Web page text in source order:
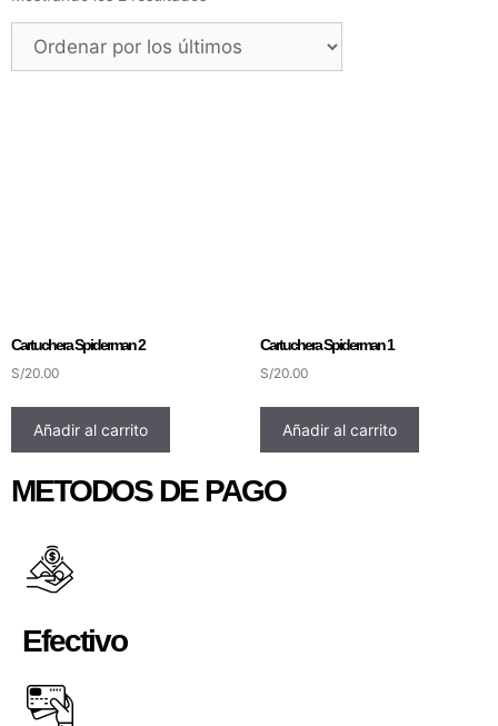
Cartuchera Spiderman 2
S/20.00
Añadir al carrito
Cartuchera Spiderman 1
S/20.00
Añadir al carrito
METODOS DE PAGO
Efectivo